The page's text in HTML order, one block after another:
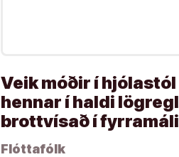
Veik móðir í
hennar í haldi
brottvísað í
Flóttafólk